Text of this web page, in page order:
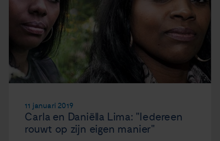
11 januari 2019
Carla en Daniëlla Lima: "Iedereen
rouwt op zijn eigen manier"